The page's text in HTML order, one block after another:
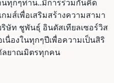
ทุกๆท่าน..มีการร่วมกันคิด
มส์เพื่อเสริมสร้างความสามา
ษัท ชูพันธุ์ อินดัสเทียลเซอร์วิส
นื่องในทุกๆปีเพื่อความเป็นสิริ
ลยาณมิตรทุกคน